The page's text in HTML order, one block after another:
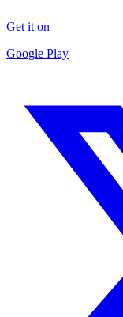
Get it on
Google Play